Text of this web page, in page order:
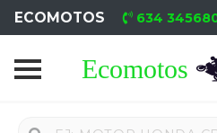
ECOMOTOS 634
Home